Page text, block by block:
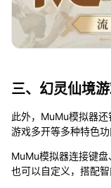
三、幻灵仙境
此外，MuMu模拟器还
游戏多开等多种特色功
MuMu模拟器连接键盘
也可以自定义，搭配